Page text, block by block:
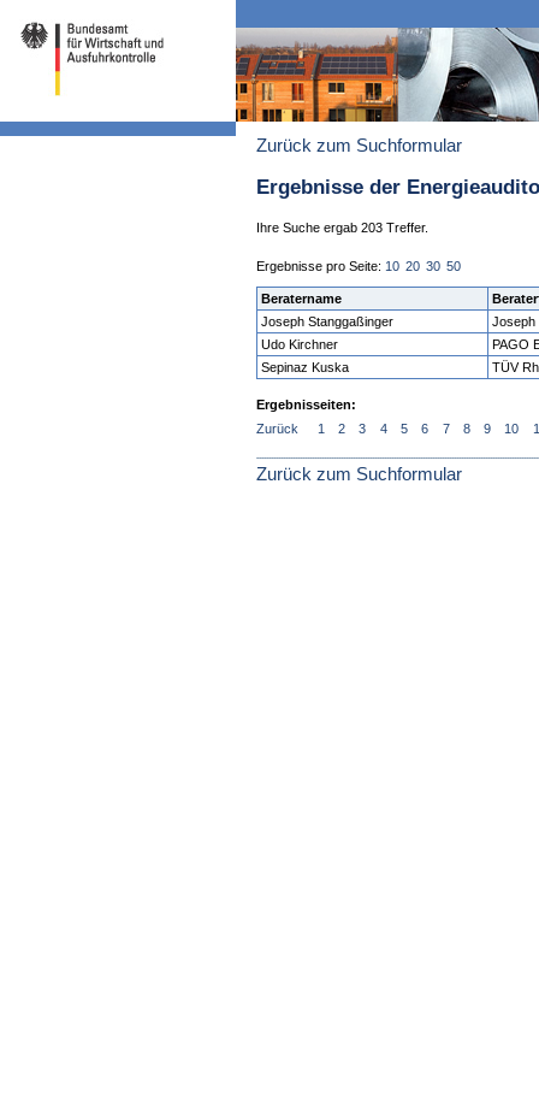
Zurück zum Suchformular
Ergebnisse der
Ihre Suche ergab 203 Treffer.
Ergebnisse pro Seite: 10 20 30 50
Beratername
Joseph Stanggaßinger
Joseph
Udo Kirchner
PAGO
Sepinaz Kuska
TÜV
Ergebnisseiten:
Zurück
1 2 3 4 5 6 7 8 9 10
Zurück zum Suchformular